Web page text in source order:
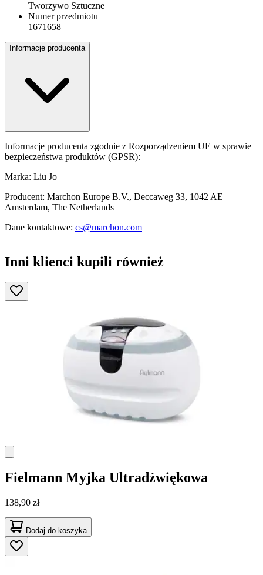
Tworzywo Sztuczne
Numer przedmiotu
1671658
Informacje producenta
Informacje producenta zgodnie z Rozporządzeniem UE w sprawie
bezpieczeństwa produktów (GPSR):
Marka: Liu Jo
Producent: Marchon Europe B.V., Deccaweg 33, 1042 AE
Amsterdam, The Netherlands
Dane kontaktowe: cs@marchon.com
Inni klienci kupili również
Fielmann Myjka Ultradźwiękowa
138,90 zł
Dodaj do koszyka